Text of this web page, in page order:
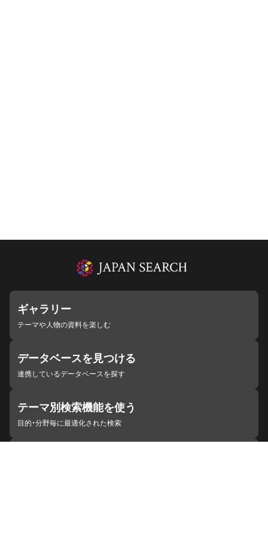
ギャラリー
テーマや人物の資料を楽しむ
データベースを見つける
連携しているデータベースを探す
テーマ別検索機能を使う
目的・分野毎に最適化された検索